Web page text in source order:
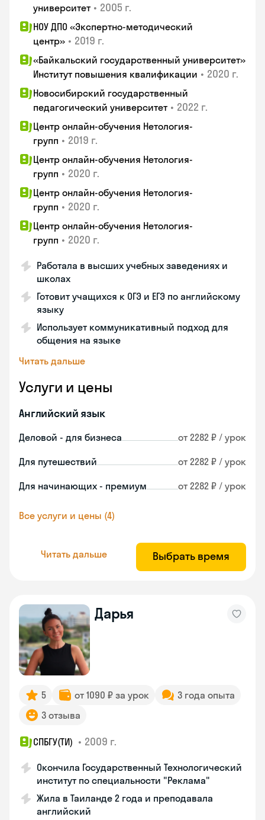
университет • 2005 г.
НОУ ДПО «Экспертно-методический
центр» • 2019 г.
«Байкальский государственный университет»
Институт повышения квалификации • 2020 г.
Новосибирский государственный
педагогический университет • 2022 г.
Центр онлайн-обучения Нетология-
групп • 2019 г.
Центр онлайн-обучения Нетология-
групп • 2020 г.
Центр онлайн-обучения Нетология-
групп • 2020 г.
Центр онлайн-обучения Нетология-
групп • 2020 г.
Работала в высших учебных заведениях и
школах
Готовит учащихся к ОГЭ и ЕГЭ по английскому
языку
Использует коммуникативный подход для
общения на языке
Читать дальше
Услуги и цены
Английский язык
Деловой - для бизнеса от 2282 ₽ / урок
Для путешествий от 2282 ₽ / урок
Для начинающих - премиум от 2282 ₽ / урок
Все услуги и цены (4)
Читать дальше Выбрать время
Дарья
5 от 1090 ₽ за урок
3 года опыта
3 отзыва
СПБГУ(ТИ) • 2009 г.
Окончила Государственный Технологический
институт по специальности "Реклама"
Жила в Таиланде 2 года и преподавала
английский